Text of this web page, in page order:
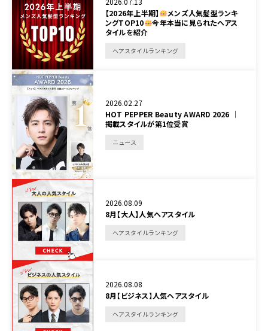
【2026年上半期】
メンズ人気髪型ランキ
ングTOP10
今年本当に見られたヘアス
タイルを紹介
ヘアスタイルランキング
2026.02.27
HOT PEPPER Beauty AWARD 2026 │
掲載スタイルが第1位受賞
ニュース
2026.08.09
8月【大人】人気ヘアスタイル
ヘアスタイルランキング
2026.08.08
8月【ビジネス】人気ヘアスタイル
ヘアスタイルランキング